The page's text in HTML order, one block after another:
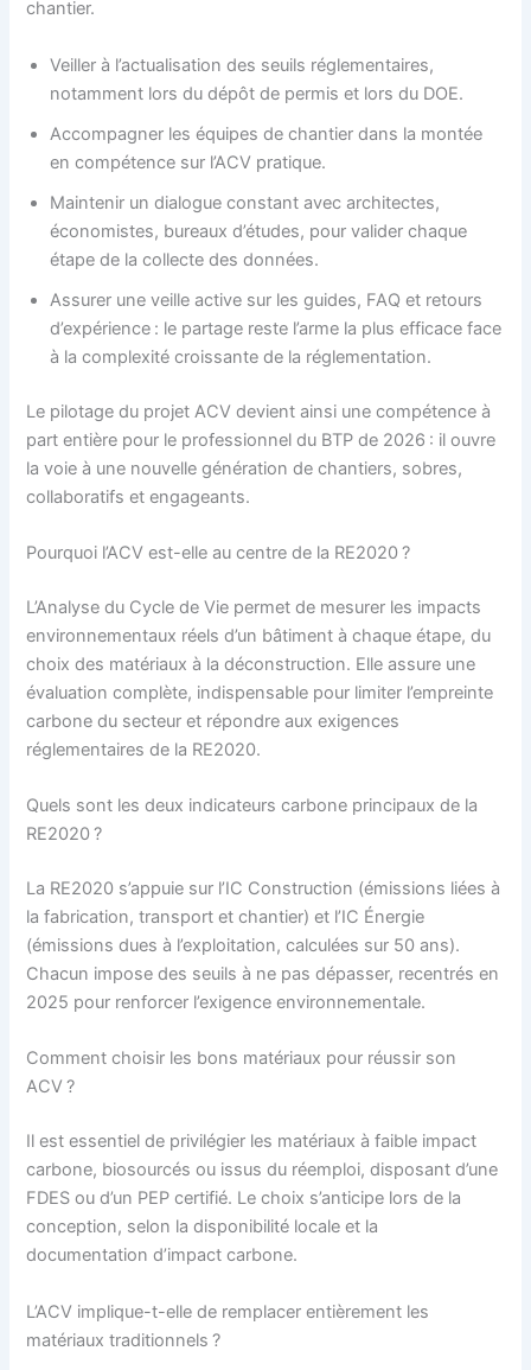
chantier.
Veiller à l’actualisation des seuils réglementaires,
notamment lors du dépôt de permis et lors du DOE.
Accompagner les équipes de chantier dans la montée
en compétence sur l’ACV pratique.
Maintenir un dialogue constant avec architectes,
économistes, bureaux d’études, pour valider chaque
étape de la collecte des données.
Assurer une veille active sur les guides, FAQ et retours
d’expérience : le partage reste l’arme la plus efficace face
à la complexité croissante de la réglementation.
Le pilotage du projet ACV devient ainsi une compétence à
part entière pour le professionnel du BTP de 2026 : il ouvre
la voie à une nouvelle génération de chantiers, sobres,
collaboratifs et engageants.
Pourquoi l’ACV est-elle au centre de la RE2020 ?
L’Analyse du Cycle de Vie permet de mesurer les impacts
environnementaux réels d’un bâtiment à chaque étape, du
choix des matériaux à la déconstruction. Elle assure une
évaluation complète, indispensable pour limiter l’empreinte
carbone du secteur et répondre aux exigences
réglementaires de la RE2020.
Quels sont les deux indicateurs carbone principaux de la
RE2020 ?
La RE2020 s’appuie sur l’IC Construction (émissions liées à
la fabrication, transport et chantier) et l’IC Énergie
(émissions dues à l’exploitation, calculées sur 50 ans).
Chacun impose des seuils à ne pas dépasser, recentrés en
2025 pour renforcer l’exigence environnementale.
Comment choisir les bons matériaux pour réussir son
ACV ?
Il est essentiel de privilégier les matériaux à faible impact
carbone, biosourcés ou issus du réemploi, disposant d’une
FDES ou d’un PEP certifié. Le choix s’anticipe lors de la
conception, selon la disponibilité locale et la
documentation d’impact carbone.
L’ACV implique-t-elle de remplacer entièrement les
matériaux traditionnels ?